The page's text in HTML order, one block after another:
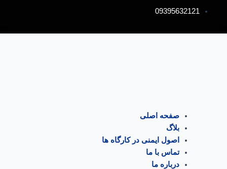
09395632121
صفحه اصلی
بلاگ
اصول ایمنی در کارگاه ها
تماس با ما
درباره ما
فهرست